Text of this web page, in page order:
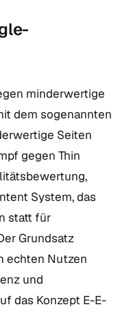
minderwertige
dem sogenannten
Seiten
gegen Thin
System, das
statt für
Grundsatz
echten Nutzen
und
das Konzept E-E-